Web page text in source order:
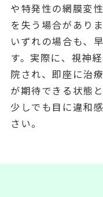
や特発性の網膜変
を失う場合がありま
いずれの場合も、
す。実際に、視神
院され、即座に治
が期待できる状態
少しでも目に違和
さい。